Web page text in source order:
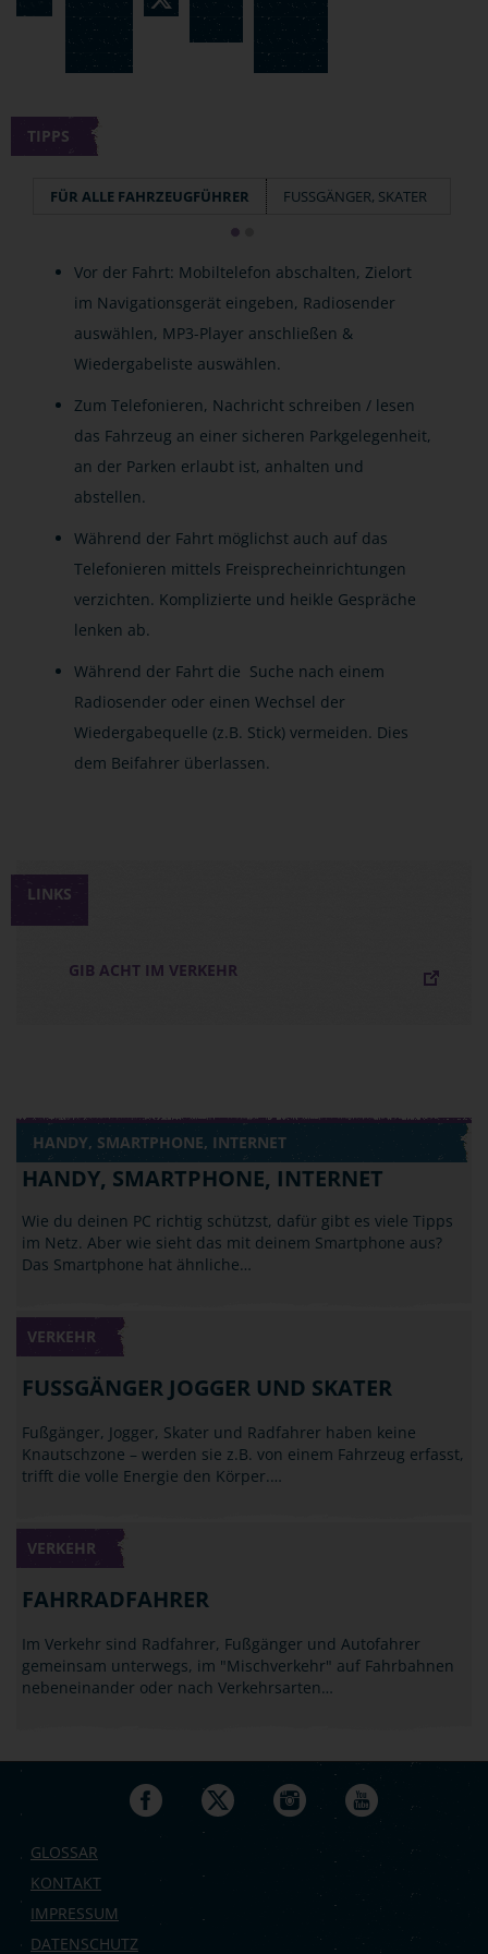
TIPPS
FÜR ALLE FAHRZEUGFÜHRER FUSSGÄNGER, SKATER
Vor der Fahrt: Mobiltelefon abschalten, Zielort
im Navigationsgerät eingeben, Radiosender
auswählen, MP3-Player anschließen &
Wiedergabeliste auswählen.
Zum Telefonieren, Nachricht schreiben / lesen
das Fahrzeug an einer sicheren Parkgelegenheit,
an der Parken erlaubt ist, anhalten und
abstellen.
Während der Fahrt möglichst auch auf das
Telefonieren mittels Freisprecheinrichtungen
verzichten. Komplizierte und heikle Gespräche
lenken ab.
Während der Fahrt die Suche nach einem
Radiosender oder einen Wechsel der
Wiedergabequelle (z.B. Stick) vermeiden. Dies
dem Beifahrer überlassen.
LINKS
GIB ACHT IM VERKEHR
HANDY, SMARTPHONE, INTERNET
HANDY, SMARTPHONE, INTERNET
Wie du deinen PC richtig schützst, dafür gibt es viele Tipps
im Netz. Aber wie sieht das mit deinem Smartphone aus?
Das Smartphone hat ähnliche…
VERKEHR
FUSSGÄNGER JOGGER UND SKATER
Fußgänger, Jogger, Skater und Radfahrer haben keine
Knautschzone – werden sie z.B. von einem Fahrzeug erfasst,
trifft die volle Energie den Körper.…
VERKEHR
FAHRRADFAHRER
Im Verkehr sind Radfahrer, Fußgänger und Autofahrer
gemeinsam unterwegs, im "Mischverkehr" auf Fahrbahnen
nebeneinander oder nach Verkehrsarten…
GLOSSAR
KONTAKT
IMPRESSUM
DATENSCHUTZ